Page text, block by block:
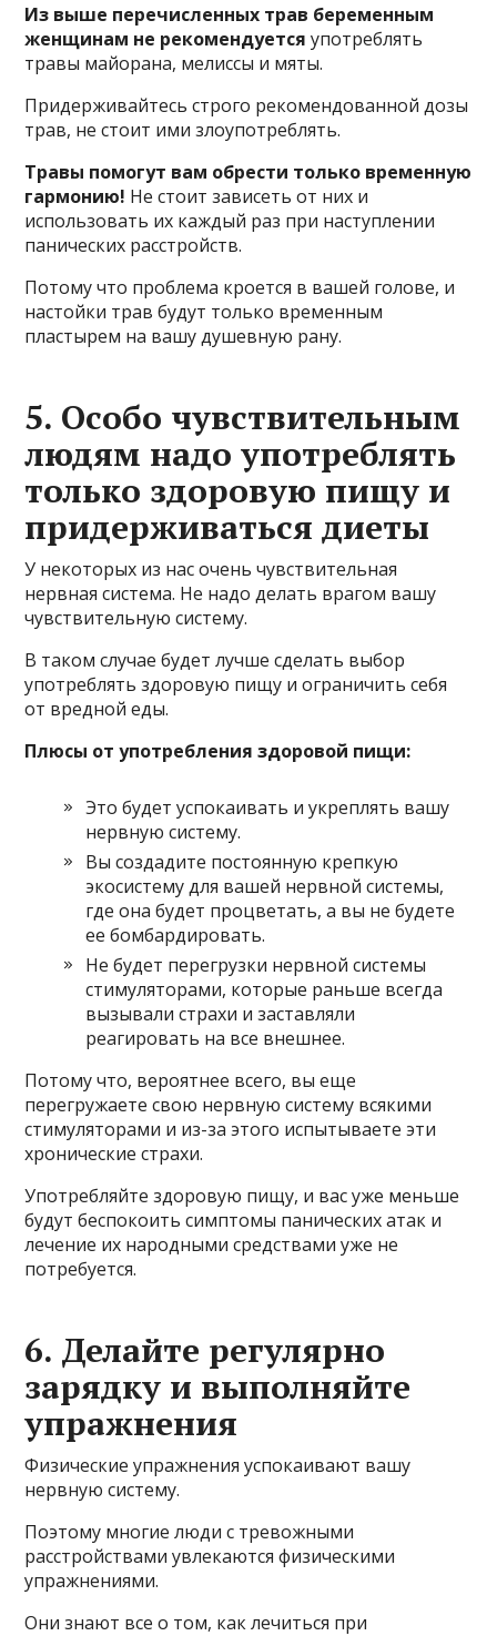
Из выше перечисленных трав беременным
женщинам не рекомендуется употреблять
травы майорана, мелиссы и мяты.
Придерживайтесь строго рекомендованной дозы
трав, не стоит ими злоупотреблять.
Травы помогут вам обрести только временную
гармонию! Не стоит зависеть от них и
использовать их каждый раз при наступлении
панических расстройств.
Потому что проблема кроется в вашей голове, и
настойки трав будут только временным
пластырем на вашу душевную рану.
5. Особо чувствительным
людям надо употреблять
только здоровую пищу и
придерживаться диеты
У некоторых из нас очень чувствительная
нервная система. Не надо делать врагом вашу
чувствительную систему.
В таком случае будет лучше сделать выбор
употреблять здоровую пищу и ограничить себя
от вредной еды.
Плюсы от употребления здоровой пищи:
Это будет успокаивать и укреплять вашу
нервную систему.
Вы создадите постоянную крепкую
экосистему для вашей нервной системы,
где она будет процветать, а вы не будете
ее бомбардировать.
Не будет перегрузки нервной системы
стимуляторами, которые раньше всегда
вызывали страхи и заставляли
реагировать на все внешнее.
Потому что, вероятнее всего, вы еще
перегружаете свою нервную систему всякими
стимуляторами и из-за этого испытываете эти
хронические страхи.
Употребляйте здоровую пищу, и вас уже меньше
будут беспокоить симптомы панических атак и
лечение их народными средствами уже не
потребуется.
6. Делайте регулярно
зарядку и выполняйте
упражнения
Физические упражнения успокаивают вашу
нервную систему.
Поэтому многие люди с тревожными
расстройствами увлекаются физическими
упражнениями.
Они знают все о том, как лечиться при